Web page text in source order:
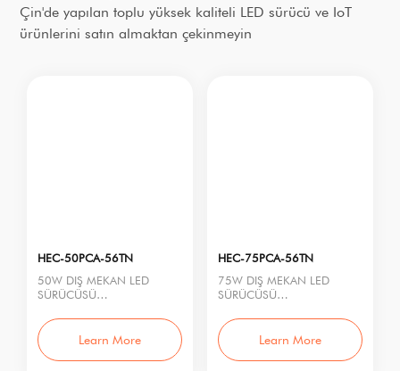
Çin'de yapılan toplu yüksek kaliteli LED sürücü ve IoT
ürünlerini satın almaktan çekinmeyin
HEC-50PCA-56TN
50W DIŞ MEKAN LED
SÜRÜCÜSÜ
56TN
Nominal Güç: 50W
Giriş Gerilimi:
Learn More
HEC-75PCA-56TN
75W DIŞ MEKAN LED
SÜRÜCÜSÜ
56TN
Nominal Güç: 75W
Giriş Gerilimi:
Learn More